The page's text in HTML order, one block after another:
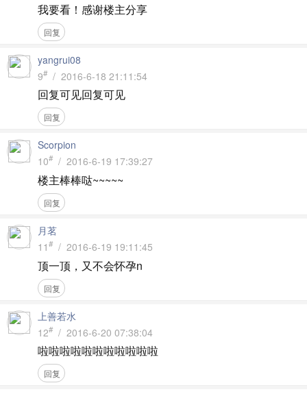
我要看！感谢楼主分享
回复
yangrui08
9# / 2016-6-18 21:11:54
回复可见回复可见
回复
Scorpion
10# / 2016-6-19 17:39:27
楼主棒棒哒~~~~~
回复
月茗
11# / 2016-6-19 19:11:45
顶一顶，又不会怀孕n
回复
上善若水
12# / 2016-6-20 07:38:04
啦啦啦啦啦啦啦啦啦啦啦
回复